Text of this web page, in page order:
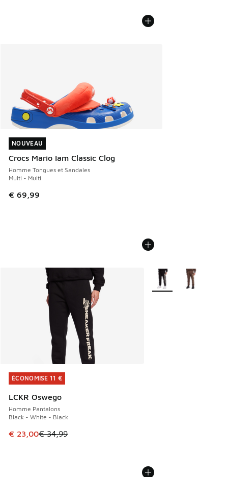
NOUVEAU
Crocs Mario Iam Classic Clog
Homme Tongues et Sandales
Multi - Multi
€ 69,99
NOUVEAU
ÉCONOMISE 11 €
LCKR Oswego
Homme Pantalons
Black - White - Black
Cet article est en promotion. Prix en baisse de € 34,99 à
€ 23,00€ 34,99
ÉCONOMISE 11 €
Plus de couleurs